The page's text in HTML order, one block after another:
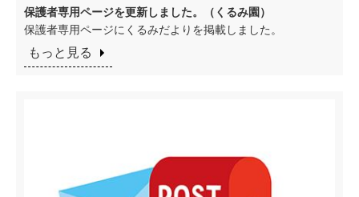
保護者専用ページを更新しました。（くるみ園）
保護者専用ページにくるみだよりを掲載しました。
もっと見る